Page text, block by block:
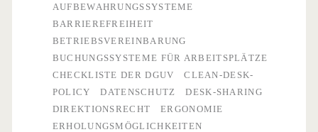
beginnt
die
Mitbestimmung
des
Betriebsrats?
AUFBEWAHRUNGSSYSTEME
BARRIEREFREIHEIT
BETRIEBSVEREINBARUNG
BUCHUNGSSYSTEME FÜR ARBEITSPLÄTZE
CHECKLISTE DER DGUV
CLEAN-DESK-
POLICY
DATENSCHUTZ
DESK-SHARING
DIREKTIONSRECHT
ERGONOMIE
ERHOLUNGSMÖGLICHKEITEN